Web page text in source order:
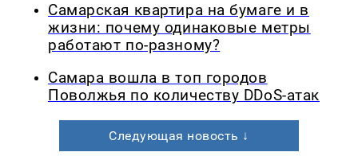
Самарская квартира на бумаге и в
жизни: почему одинаковые метры
работают по-разному?
Самара вошла в топ городов
Поволжья по количеству DDoS-атак
Следующая новость ↓